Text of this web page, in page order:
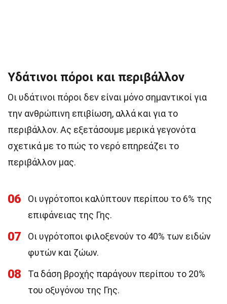
Υδάτινοι πόροι και περιβάλλον
Οι υδάτινοι πόροι δεν είναι μόνο σημαντικοί για
την ανθρώπινη επιβίωση, αλλά και για το
περιβάλλον. Ας εξετάσουμε μερικά γεγονότα
σχετικά με το πώς το νερό επηρεάζει το
περιβάλλον μας.
06
Οι υγρότοποι καλύπτουν περίπου το 6% της
επιφάνειας της Γης.
07
Οι υγρότοποι φιλοξενούν το 40% των ειδών
φυτών και ζώων.
08
Τα δάση βροχής παράγουν περίπου το 20%
του οξυγόνου της Γης.